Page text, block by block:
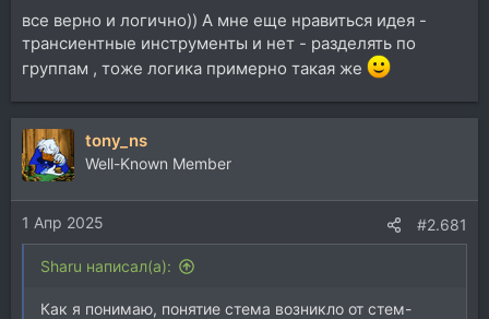
все верно и логично)) А мне еще нравиться идея -
трансиентные инструменты и нет - разделять по
группам , тоже логика примерно такая же
tony_ns
Well-Known Member
1 Апр 2025 #2.681
Sharu написал(а):
Как я понимаю, понятие стема возникло от стем-